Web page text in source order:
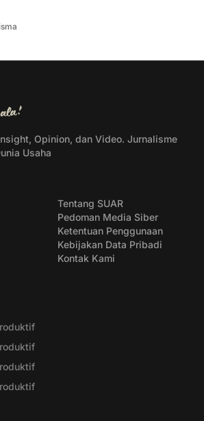
Opinion, dan Video. Jurnalisme
Usaha
Tentang SUAR
Pedoman Media Siber
Ketentuan Penggunaan
Kebijakan Data Pribadi
Kontak Kami